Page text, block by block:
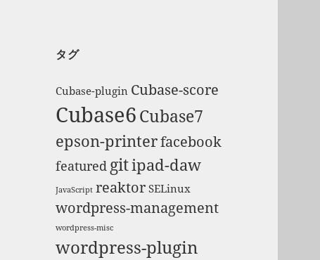
タグ
Cubase-plugin Cubase-score
Cubase6Cubase7
epson-printerfacebook
featured gitipad-daw
JavaScript reaktor SELinux
wordpress-management
wordpress-misc
wordpress-plugin